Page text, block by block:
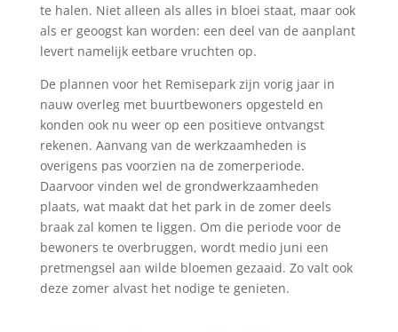
te halen. Niet alleen als alles in bloei staat, maar ook
als er geoogst kan worden: een deel van de aanplant
levert namelijk eetbare vruchten op.
De plannen voor het Remisepark zijn vorig jaar in
nauw overleg met buurtbewoners opgesteld en
konden ook nu weer op een positieve ontvangst
rekenen. Aanvang van de werkzaamheden is
overigens pas voorzien na de zomerperiode.
Daarvoor vinden wel de grondwerkzaamheden
plaats, wat maakt dat het park in de zomer deels
braak zal komen te liggen. Om die periode voor de
bewoners te overbruggen, wordt medio juni een
pretmengsel aan wilde bloemen gezaaid. Zo valt ook
deze zomer alvast het nodige te genieten.